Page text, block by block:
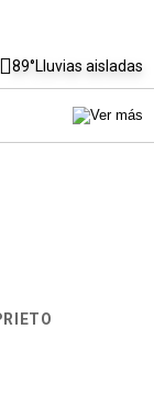
89°Lluvias aisladas